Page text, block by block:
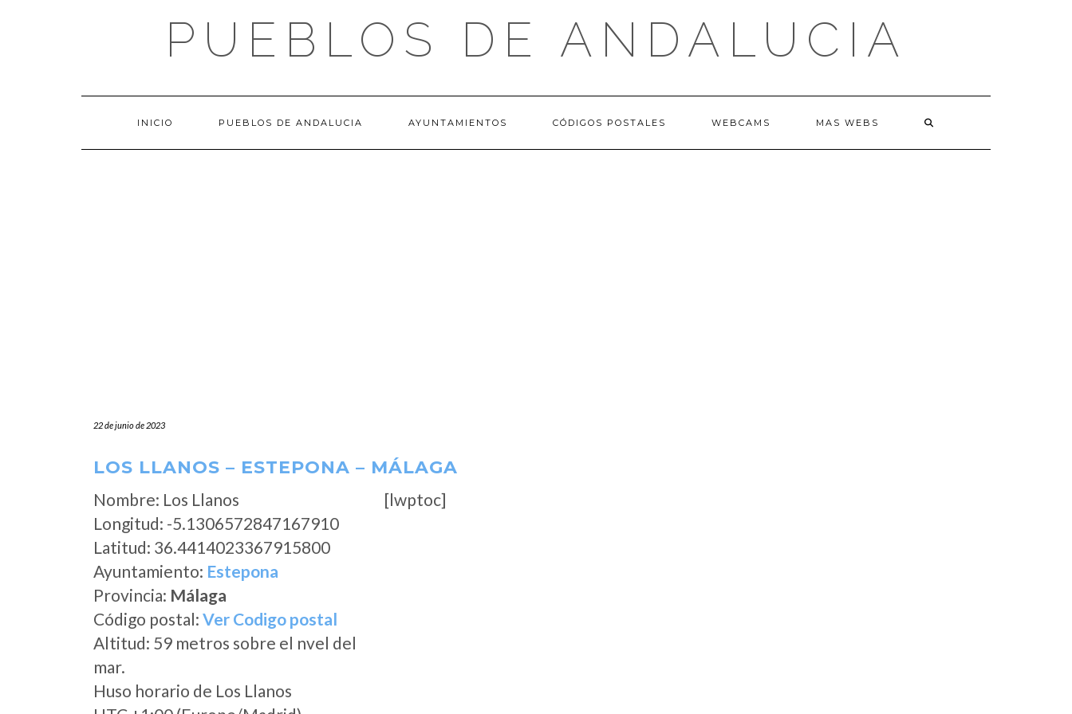
PUEBLOS DE ANDALUCIA
INICIO PUEBLOS DE ANDALUCIA AYUNTAMIENTOS CÓDIGOS POSTALES WEBCAMS MAS WEBS
22 de junio de 2023
LOS LLANOS – ESTEPONA – MÁLAGA
Nombre: Los Llanos
Longitud: -5.1306572847167910
Latitud: 36.4414023367915800
Ayuntamiento: Estepona
Provincia: Málaga
Código postal: Ver Codigo postal
Altitud: 59 metros sobre el nvel del
mar.
Huso horario de Los Llanos
[lwptoc]